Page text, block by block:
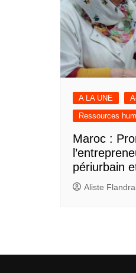
A LA UNE
Ressources
Maroc :
périurbain
Aliste